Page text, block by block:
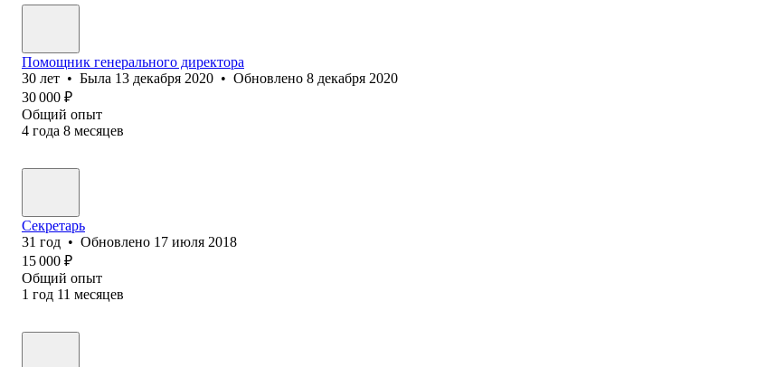
Помощник генерального директора
30 лет • Была 13 декабря 2020 • Обновлено 8 декабря 2020
30 000 ₽
Общий опыт
4 года 8 месяцев
Секретарь
31 год • Обновлено 17 июля 2018
15 000 ₽
Общий опыт
1 год 11 месяцев